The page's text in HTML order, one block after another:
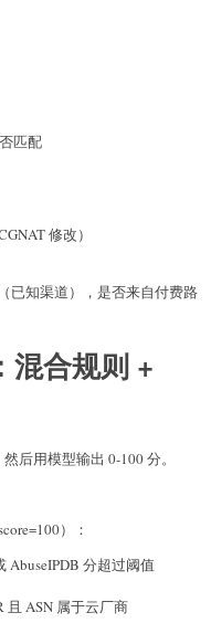
匹配
修改）
已知渠道），是否来自付费路
混合规则 +
后用模型输出 0-100 分。
）：
AbuseIPDB 分超过阈值
且 ASN 属于云厂商